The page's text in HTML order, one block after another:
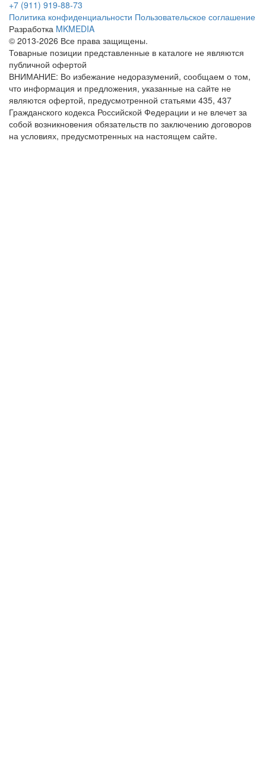
+7 (911) 919-88-73
Политика конфиденциальности Пользовательское соглашение
Разработка MKMEDIA
© 2013-2026 Все права защищены.
Товарные позиции представленные в каталоге не являются
публичной офертой
ВНИМАНИЕ: Во избежание недоразумений, сообщаем о том,
что информация и предложения, указанные на сайте не
являются офертой, предусмотренной статьями 435, 437
Гражданского кодекса Российской Федерации и не влечет за
собой возникновения обязательств по заключению договоров
на условиях, предусмотренных на настоящем сайте.